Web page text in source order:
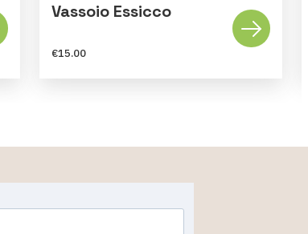
Vassoio Essicco
€15.00